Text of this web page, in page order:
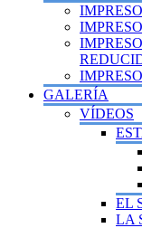
GALERÍA
VÍDEOS
EL
LA